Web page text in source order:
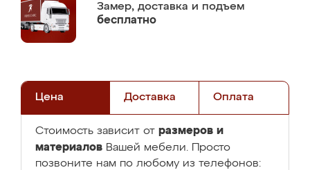
Замер, доставка и подъем
бесплатно
Цена Доставка Оплата
Стоимость зависит от размеров и
материалов Вашей мебели. Просто
позвоните нам по любому из телефонов: